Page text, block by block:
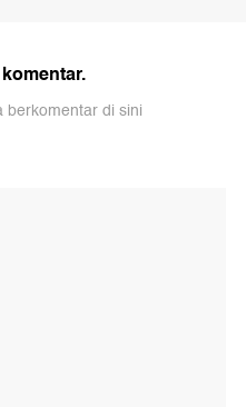
di sini